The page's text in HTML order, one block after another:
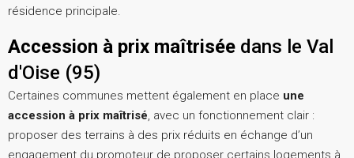
résidence principale.
Accession à prix maîtrisée dans le Val
d'Oise (95)
Certaines communes mettent également en place une
accession à prix maîtrisé, avec un fonctionnement clair :
proposer des terrains à des prix réduits en échange d’un
engagement du promoteur de proposer certains logements à